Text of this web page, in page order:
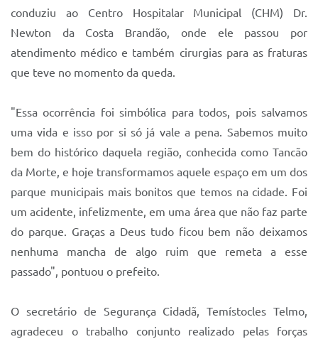
conduziu ao Centro Hospitalar Municipal (CHM) Dr.
Newton da Costa Brandão, onde ele passou por
atendimento médico e também cirurgias para as fraturas
que teve no momento da queda.
"Essa ocorrência foi simbólica para todos, pois salvamos
uma vida e isso por si só já vale a pena. Sabemos muito
bem do histórico daquela região, conhecida como Tancão
da Morte, e hoje transformamos aquele espaço em um dos
parque municipais mais bonitos que temos na cidade. Foi
um acidente, infelizmente, em uma área que não faz parte
do parque. Graças a Deus tudo ficou bem não deixamos
nenhuma mancha de algo ruim que remeta a esse
passado", pontuou o prefeito.
O secretário de Segurança Cidadã, Temístocles Telmo,
agradeceu o trabalho conjunto realizado pelas forças